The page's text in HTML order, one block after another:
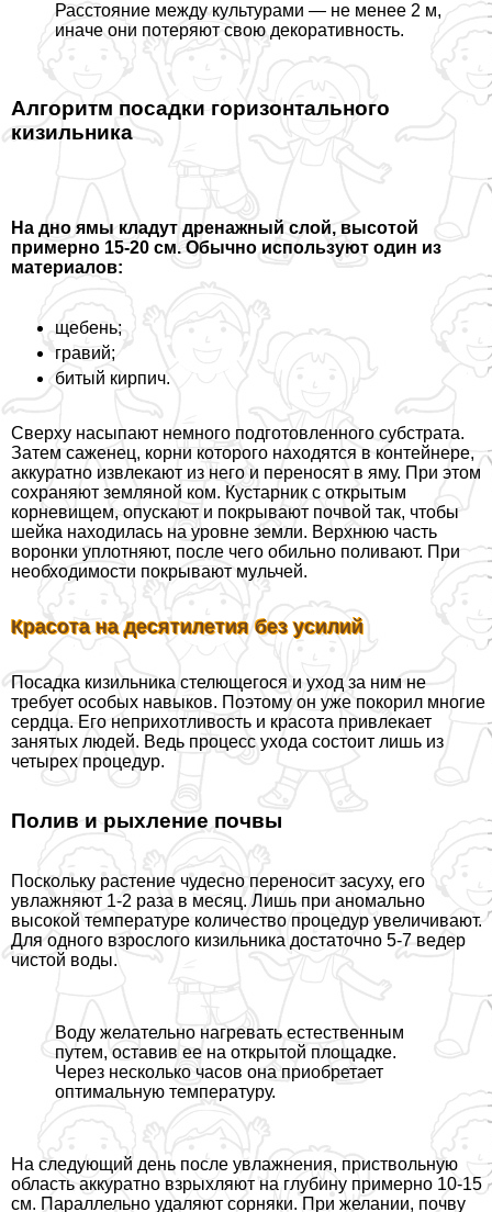
Расстояние между культурами — не менее 2 м,
иначе они потеряют свою декоративность.
Алгоритм посадки горизонтального
кизильника
На дно ямы кладут дренажный слой, высотой
примерно 15-20 см. Обычно используют один из
материалов:
щебень;
гравий;
битый кирпич.
Сверху насыпают немного подготовленного субстрата.
Затем саженец, корни которого находятся в контейнере,
аккуратно извлекают из него и переносят в яму. При этом
сохраняют земляной ком. Кустарник с открытым
корневищем, опускают и покрывают почвой так, чтобы
шейка находилась на уровне земли. Верхнюю часть
воронки уплотняют, после чего обильно поливают. При
необходимости покрывают мульчей.
Красота на десятилетия без усилий
Посадка кизильника стелющегося и уход за ним не
требует особых навыков. Поэтому он уже покорил многие
сердца. Его неприхотливость и красота привлекает
занятых людей. Ведь процесс ухода состоит лишь из
четырех процедур.
Полив и рыхление почвы
Поскольку растение чудесно переносит засуху, его
увлажняют 1-2 раза в месяц. Лишь при аномально
высокой температуре количество процедур увеличивают.
Для одного взрослого кизильника достаточно 5-7 ведер
чистой воды.
Воду желательно нагревать естественным
путем, оставив ее на открытой площадке.
Через несколько часов она приобретает
оптимальную температуру.
На следующий день после увлажнения, приствольную
область аккуратно взрыхляют на глубину примерно 10-15
см. Параллельно удаляют сорняки. При желании, почву